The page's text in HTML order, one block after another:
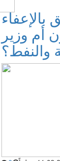
بالإعفاء
أم وزير
والنفط؟